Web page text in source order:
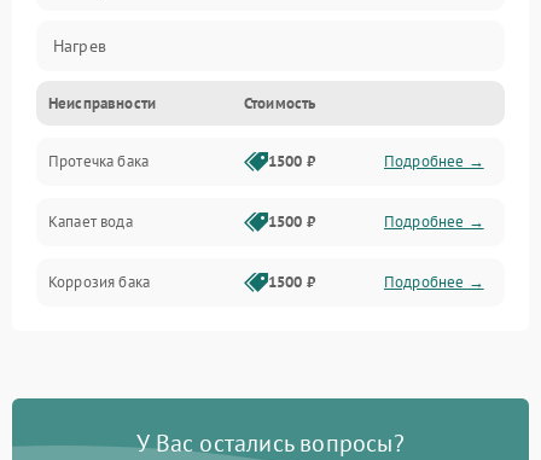
Нагрев
Датчики
Механика
Неисправности Стоимость
Протечка бака 1500 ₽ Подробнее →
Капает вода 1500 ₽ Подробнее →
Коррозия бака 1500 ₽ Подробнее →
У Вас остались вопросы?